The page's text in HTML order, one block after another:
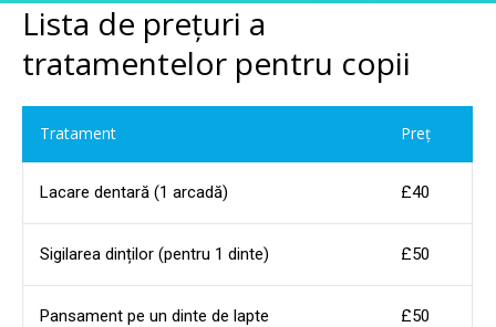
Lista de prețuri a
tratamentelor pentru copii
Tratament Preț
Lacare dentară (1 arcadă) £40
Sigilarea dinților (pentru 1 dinte) £50
Pansament pe un dinte de lapte £50